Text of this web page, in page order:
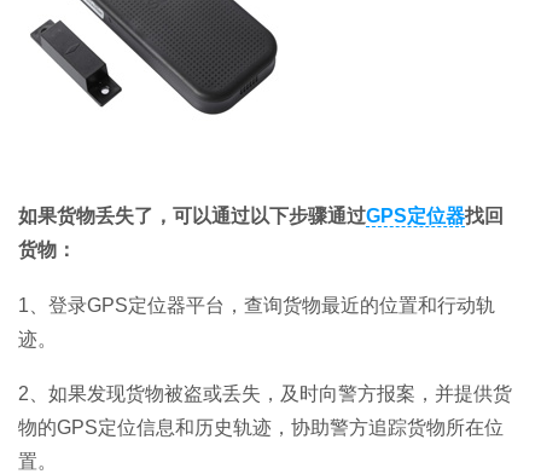
如果货物丢失了，可以通过以下步骤通过GPS定位器找回
货物：
1、登录GPS定位器平台，查询货物最近的位置和行动轨
迹。
2、如果发现货物被盗或丢失，及时向警方报案，并提供货
物的GPS定位信息和历史轨迹，协助警方追踪货物所在位
置。